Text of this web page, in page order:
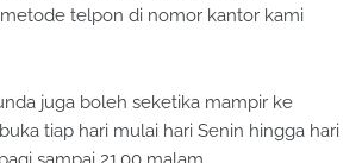
telpon di nomor kantor kami
juga boleh seketika mampir ke
tiap hari mulai hari Senin hingga hari